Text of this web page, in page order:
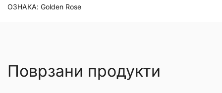
ОЗНАКА: Golden Rose
Поврзани продукти